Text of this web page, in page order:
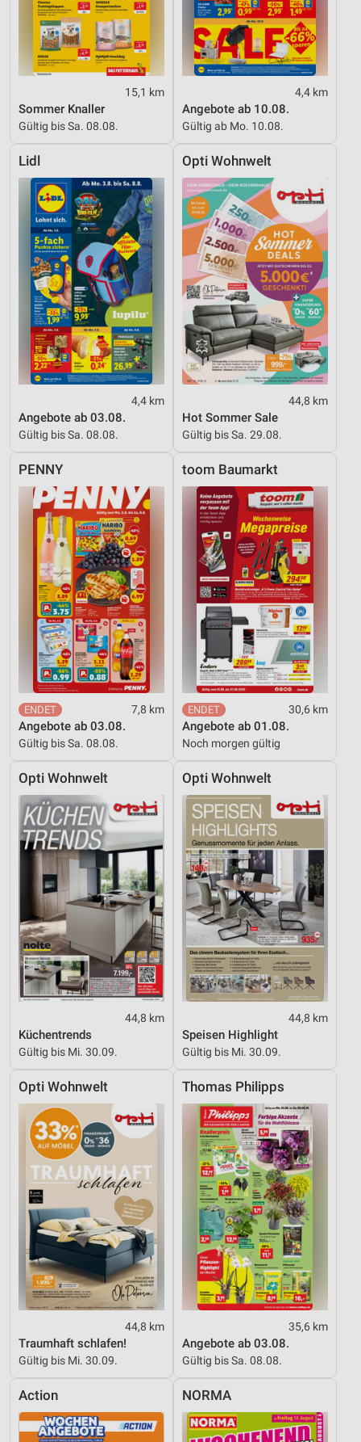
15,1 km
Sommer Knaller
Gültig bis Sa. 08.08.
4,4 km
Angebote ab 10.08.
Gültig ab Mo. 10.08.
Lidl
4,4 km
Angebote ab 03.08.
Gültig bis Sa. 08.08.
Opti Wohnwelt
44,8 km
Hot Sommer Sale
Gültig bis Sa. 29.08.
PENNY
7,8 km
Angebote ab 03.08.
Gültig bis Sa. 08.08.
toom Baumarkt
30,6 km
Angebote ab 01.08.
Noch morgen gültig
Opti Wohnwelt
44,8 km
Küchentrends
Gültig bis Mi. 30.09.
Opti Wohnwelt
44,8 km
Speisen Highlight
Gültig bis Mi. 30.09.
Opti Wohnwelt
44,8 km
Traumhaft schlafen!
Gültig bis Mi. 30.09.
Thomas Philipps
35,6 km
Angebote ab 03.08.
Gültig bis Sa. 08.08.
Action NORMA